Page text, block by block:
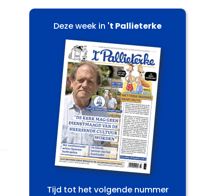
Deze week in 't Pallieterke
Tijd tot het volgende nummer